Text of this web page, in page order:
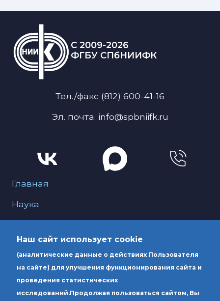
C 2009-2026
ФГБУ СПбНИИФК
Тел./факс (812) 600-41-16
Эл. почта: info@spbniifk.ru
Меню для подвала
Главная
Наука
Образование
Услуги
Наш сайт использует cookie
(аналитические данные о действиях Пользователя
на сайте) для улучшения функционирования сайта и
проведения статистических
исследований.Продолжая пользоваться сайтом, Вы